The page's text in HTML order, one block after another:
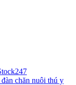
247
chăn nuôi thú y